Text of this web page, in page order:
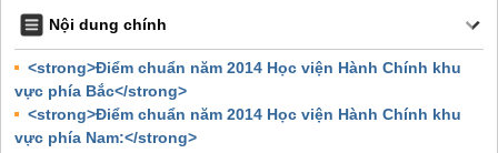
Nội dung chính
<strong>Điểm chuẩn năm 2014 Học viện Hành Chính khu
vực phía Bắc</strong>
<strong>Điểm chuẩn năm 2014 Học viện Hành Chính khu
vực phía Nam:</strong>